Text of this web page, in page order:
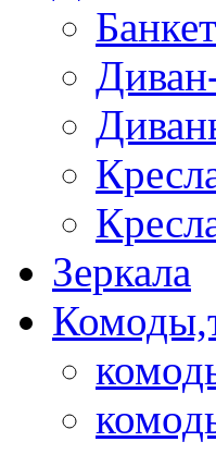
Зеркала